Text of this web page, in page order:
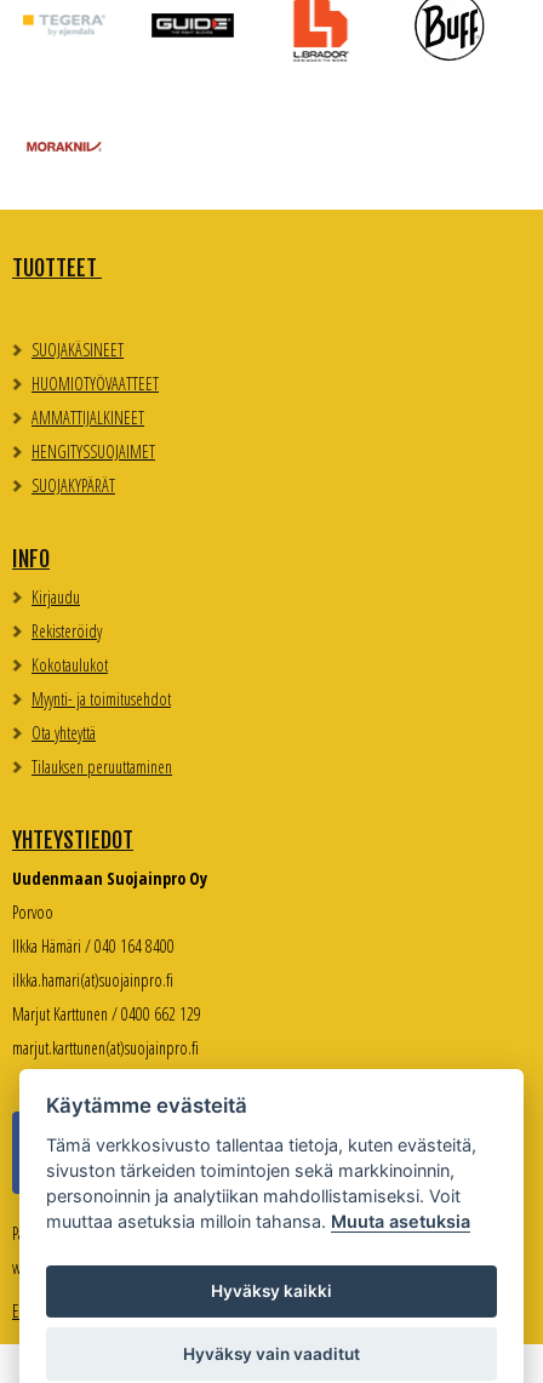
TUOTTEET
SUOJAKÄSINEET
HUOMIOTYÖVAATTEET
AMMATTIJALKINEET
HENGITYSSUOJAIMET
SUOJAKYPÄRÄT
INFO
Kirjaudu
Rekisteröidy
Kokotaulukot
Myynti- ja toimitusehdot
Ota yhteyttä
Tilauksen peruuttaminen
YHTEYSTIEDOT
Uudenmaan Suojainpro Oy
Porvoo
Ilkka Hämäri / 040 164 8400
ilkka.hamari(at)suojainpro.fi
Marjut Karttunen / 0400 662 129
marjut.karttunen(at)suojainpro.fi
Palveleva verkkokauppa:
www.suojanpro.fi
Evästeasetukset
Käytämme evästeitä
Tämä verkkosivusto tallentaa tietoja, kuten evästeitä,
sivuston tärkeiden toimintojen sekä markkinoinnin,
personoinnin ja analytiikan mahdollistamiseksi. Voit
muuttaa asetuksia milloin tahansa. Muuta asetuksia
Hyväksy kaikki
Hyväksy vain vaaditut